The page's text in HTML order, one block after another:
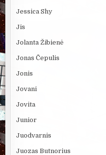
Jessica Shy
Jis
Jolanta Žibienė
Jonas Čepulis
Jonis
Jovani
Jovita
Junior
Juodvarnis
Juozas Butnorius